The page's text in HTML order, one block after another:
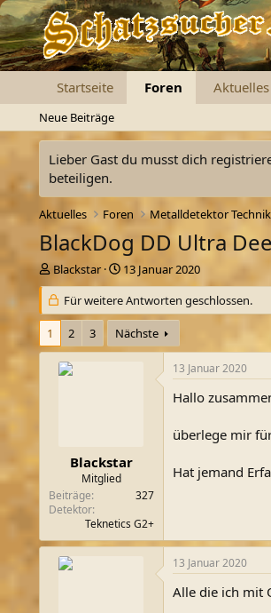
Startseite Foren Aktuelles
Neue Beiträge
Lieber Gast du musst dich
beteiligen.
Aktuelles Foren Metalldetektor
BlackDog DD Ultra
E
r
s
t
l
Blackstar
E
r
s
t
e
l
13 Januar 2020
Für weitere Antworten geschlossen.
1 2 3 Nächste
Blackstar
Mitglied
Beiträge
327
Detektor
Teknetics G2+
13 Januar 2020
Hallo
überlege mir
Hat jemand
13 Januar 2020
Alle die ich mit